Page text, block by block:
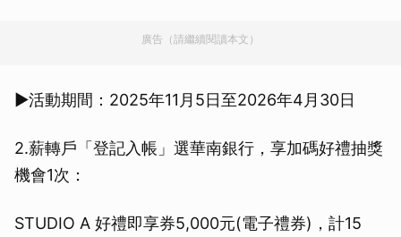
廣告（請繼續閱讀本文）
▶活動期間：2025年11月5日至2026年4月30日
2.薪轉戶「登記入帳」選華南銀行，享加碼好禮抽獎
機會1次：
STUDIO A 好禮即享券5,000元(電子禮券)，計15